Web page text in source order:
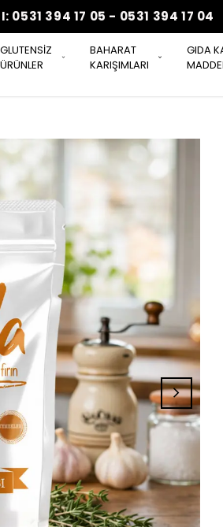
0531 394 17 05 - 0531 394 17 04
GLUTENSİZ
ÜRÜNLER
BAHARAT
KARIŞIMLARI
GIDA